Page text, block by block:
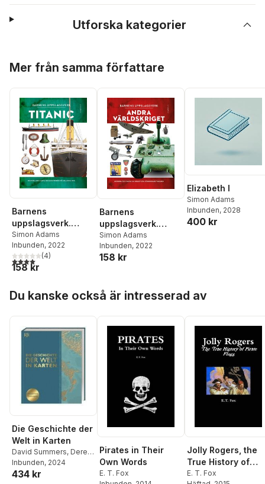
Utforska kategorier
Mer från samma författare
Barnens
uppslagsverk.
Titanic
Simon Adams
Inbunden, 2022
4,0utav 5 stjärnor. Totalt antal röster:
(4)
158 kr
Barnens
uppslagsverk.
Andra världskriget
Simon Adams
Inbunden, 2022
158 kr
Elizabeth I
Simon Adams
Inbunden, 2028
400 kr
Du kanske också är intresserad av
Die Geschichte der
Welt in Karten
David Summers, Derek
Harvey,Peter Chrisp
Jeremy Harwood
Inbunden, 2024
434 kr
Pirates in Their
Own Words
E. T. Fox
Jolly Rogers, the
True History of
Pirate Flags
E. T. Fox